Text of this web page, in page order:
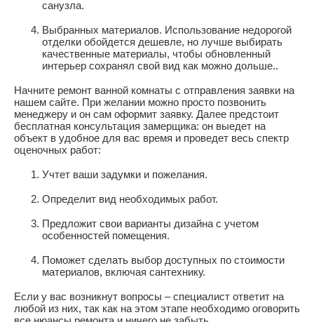
санузла.
Выбранных материалов. Использование недорогой
отделки обойдется дешевле, но лучше выбирать
качественные материалы, чтобы обновленный
интерьер сохранял свой вид как можно дольше..
Начните ремонт ванной комнаты с отправления заявки на
нашем сайте. При желании можно просто позвонить
менеджеру и он сам оформит заявку. Далее предстоит
бесплатная консультация замерщика: он выедет на
объект в удобное для вас время и проведет весь спектр
оценочных работ:
Учтет ваши задумки и пожелания.
Определит вид необходимых работ.
Предложит свои варианты дизайна с учетом
особенностей помещения.
Поможет сделать выбор доступных по стоимости
материалов, включая сантехнику.
Если у вас возникнут вопросы – специалист ответит на
любой из них, так как на этом этапе необходимо оговорить